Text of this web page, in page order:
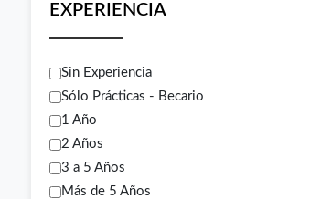
EXPERIENCIA
Sin Experiencia
Sólo Prácticas - Becario
1 Año
2 Años
3 a 5 Años
Más de 5 Años